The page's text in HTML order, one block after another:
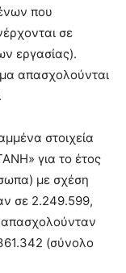
που
σε
εργασίας).
απασχολούνται
στοιχεία
για το έτος
με σχέση
σε 2.249.599,
(σύνολο